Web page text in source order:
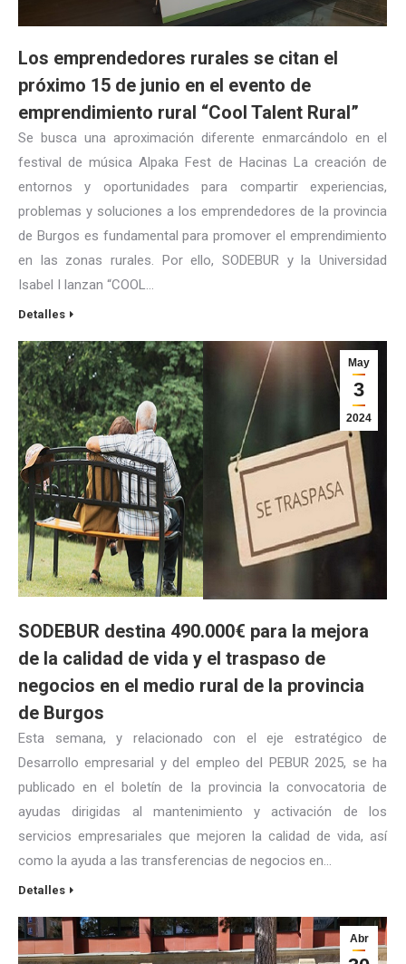
Los emprendedores rurales se citan el
próximo 15 de junio en el evento de
emprendimiento rural “Cool Talent Rural”
Se busca una aproximación diferente enmarcándolo en el
festival de música Alpaka Fest de Hacinas La creación de
entornos y oportunidades para compartir experiencias,
problemas y soluciones a los emprendedores de la provincia
de Burgos es fundamental para promover el emprendimiento
en las zonas rurales. Por ello, SODEBUR y la Universidad
Isabel I lanzan “COOL…
Detalles
May
3
2024
SODEBUR destina 490.000€ para la mejora
de la calidad de vida y el traspaso de
negocios en el medio rural de la provincia
de Burgos
Esta semana, y relacionado con el eje estratégico de
Desarrollo empresarial y del empleo del PEBUR 2025, se ha
publicado en el boletín de la provincia la convocatoria de
ayudas dirigidas al mantenimiento y activación de los
servicios empresariales que mejoren la calidad de vida, así
como la ayuda a las transferencias de negocios en…
Detalles
Abr